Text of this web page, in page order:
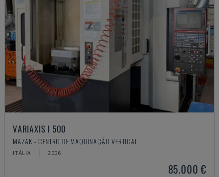
VARIAXIS I 500
MAZAK - CENTRO DE MAQUINAÇÃO VERTICAL
ITÁLIA 2006
85.000 €